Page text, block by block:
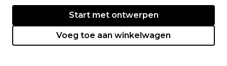
Start met ontwerpen
Voeg toe aan winkelwagen